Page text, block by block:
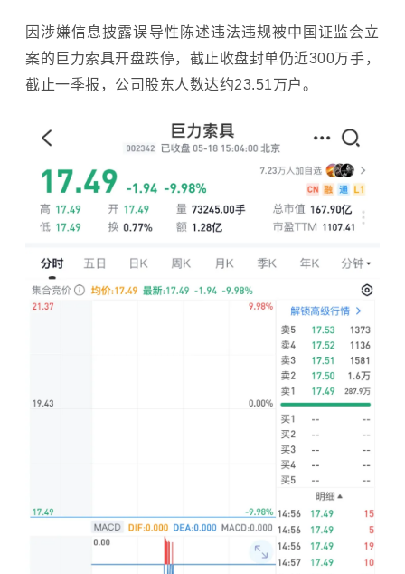
因涉嫌信息披露误导性陈述违法违规被中国证监会立
案的巨力索具开盘跌停，截止收盘封单仍近300万手，
截止一季报，公司股东人数达约23.51万户。